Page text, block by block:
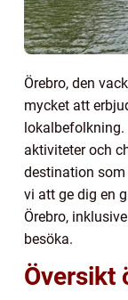
Örebro, den
mycket att
aktiviteter och
destination
vi att ge dig en
Örebro,
besöka.
Översikt